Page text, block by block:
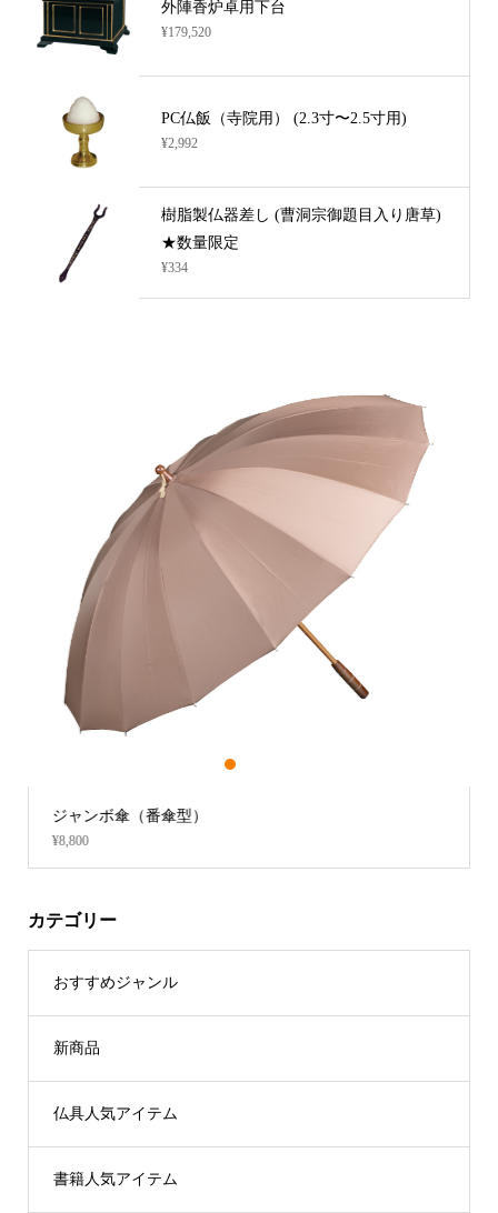
外陣香炉卓用下台
¥179,520
PC仏飯（寺院用） (2.3寸〜2.5寸用)
¥2,992
樹脂製仏器差し (曹洞宗御題目入り唐草)
★数量限定
¥334
傘型）
1
カテゴリー
おすすめジャンル
新商品
仏具人気アイテム
書籍人気アイテム